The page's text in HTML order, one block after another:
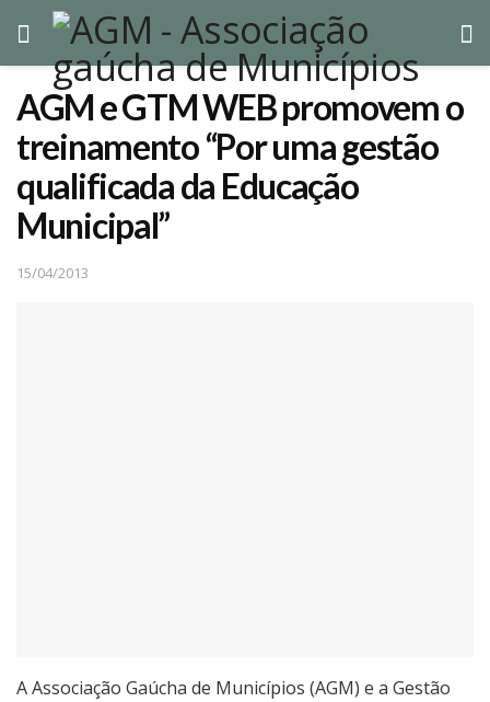
AGM e GTM WEB promovem o
treinamento “Por uma gestão
qualificada da Educação
Municipal”
15/04/2013
A Associação Gaúcha de Municípios (AGM) e a Gestão